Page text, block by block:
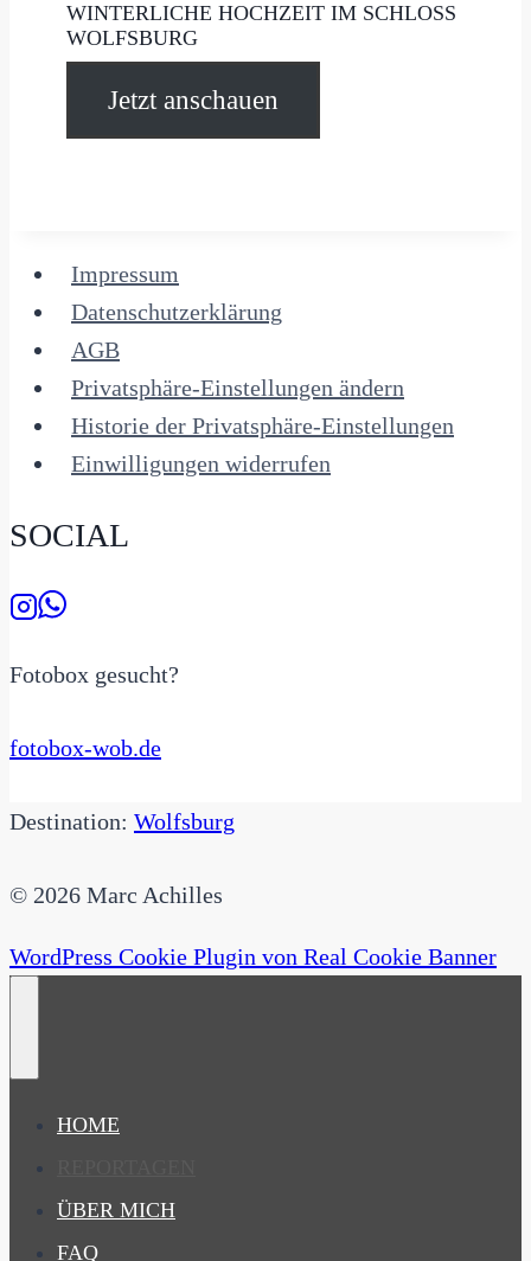
WINTERLICHE HOCHZEIT IM SCHLOSS
WOLFSBURG
Jetzt anschauen
Impressum
Datenschutzerklärung
AGB
Privatsphäre-Einstellungen ändern
Historie der Privatsphäre-Einstellungen
Einwilligungen widerrufen
SOCIAL
Fotobox gesucht?
fotobox-wob.de
Destination: Wolfsburg
© 2026 Marc Achilles
WordPress Cookie Plugin von Real Cookie Banner
HOME
ÜBER MICH
FAQ